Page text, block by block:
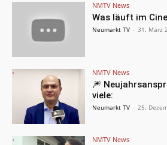
NMTV News
Was läuft im
Neumarkt TV - 31. März
NMTV News
🎆
viele:
Neumarkt TV - 25.
NMTV News